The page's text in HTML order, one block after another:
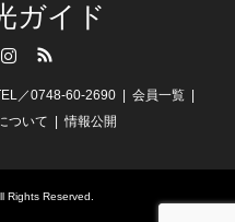
ガイド
／0748-60-2690
会員一覧
ついて
情報公開
Rights Reserved.